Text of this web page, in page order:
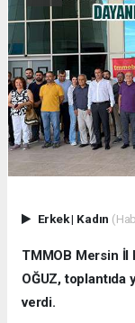
Erkek| Kadın
TMMOB Mersin
OĞUZ, toplantıda
verdi.